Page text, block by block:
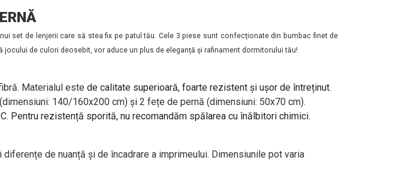
set de lenjerii care să stea fix pe patul tău. Cele 3 piese sunt confecționate din bumbac finet de
de culori deosebit, vor aduce un plus de eleganță și rafinament dormitorului tău!
Materialul este de calitate superioară, foarte rezistent și ușor de întreținut.
140/160x200 cm) și 2 fețe de pernă (dimensiuni: 50x70 cm).
Pentru rezistență sporită, nu recomandăm spălarea cu înălbitori chimici.
de nuanță și de încadrare a imprimeului. Dimensiunile pot varia